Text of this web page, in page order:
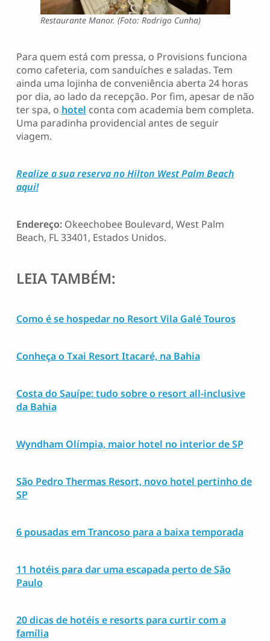
Restaurante Manor. (Foto: Rodrigo Cunha)
Para quem está com pressa, o Provisions funciona
como cafeteria, com sanduíches e saladas. Tem
ainda uma lojinha de conveniência aberta 24 horas
por dia, ao lado da recepção. Por fim, apesar de não
ter spa, o hotel conta com academia bem completa.
Uma paradinha providencial antes de seguir
viagem.
Realize a sua reserva no Hilton West Palm Beach
aqui!
Endereço:Okeechobee Boulevard, West Palm
Beach, FL 33401, Estados Unidos.
LEIA TAMBÉM:
Como é se hospedar no Resort Vila Galé Touros
Conheça o Txai Resort Itacaré, na Bahia
Costa do Sauípe: tudo sobre o resort all-inclusive
da Bahia
Wyndham Olímpia, maior hotel no interior de SP
São Pedro Thermas Resort, novo hotel pertinho de
SP
6 pousadas em Trancoso para a baixa temporada
11 hotéis para dar uma escapada perto de São
Paulo
20 dicas de hotéis e resorts para curtir com a
família